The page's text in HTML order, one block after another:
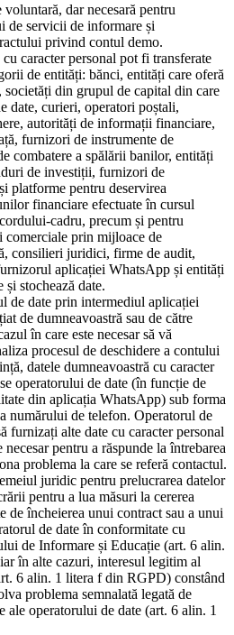
dar necesară pentru
de servicii de informare și
privind contul demo.
caracter personal pot fi transferate
de entități: bănci, entități care oferă
din grupul de capital din care
date, curieri, operatori poștali,
autorități de informații financiare,
furnizori de instrumente de
combatere a spălării banilor, entități
de investiții, furnizori de
platforme pentru deservirea
financiare efectuate în cursul
cadru, precum și pentru
prin mijloace de
consilieri juridici, firme de audit,
aplicației WhatsApp și entități
și stochează date.
de date prin intermediul aplicației
de dumneavoastră sau de către
în care este necesar să vă
procesul de deschidere a contului
datele dumneavoastră cu caracter
operatorului de date (în funcție de
din aplicația WhatsApp) sub forma
numărului de telefon. Operatorul de
furnizați alte date cu caracter personal
pentru a răspunde la întrebarea
problema la care se referă contactul.
juridic pentru prelucrarea datelor
pentru a lua măsuri la cererea
de încheierea unui contract sau a unui
de date în conformitate cu
de Informare și Educație (art. 6 alin.
în alte cazuri, interesul legitim al
6 alin. 1 litera f din RGPD) constând
problema semnalată legată de
ale operatorului de date (art. 6 alin. 1